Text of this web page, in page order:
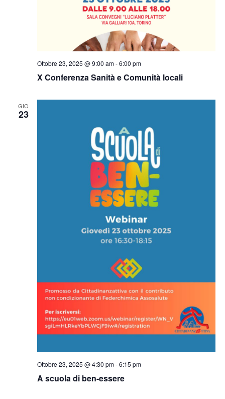
X Conferenza Sanità e Comunità locali
Ottobre 23, 2025 @ 9:00 am-6:00 pm
GIO
23
A scuola di ben-essere
Ottobre 23, 2025 @ 4:30 pm-6:15 pm